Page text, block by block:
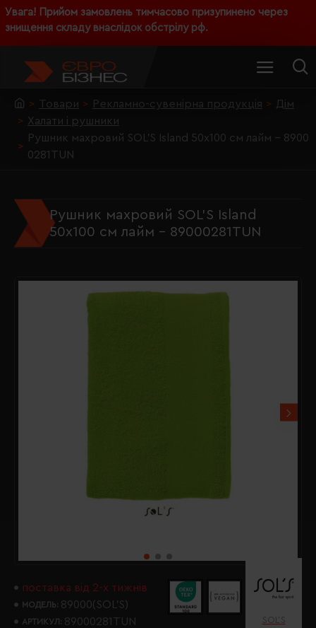
Увага! Прийом замовлень тимчасово призупинено через
знищення складу внаслідок обстрілу рф.
Товари Рекламно-сувенірна продукція
Дім
Халати і рушники
Рушник махровий SOL'S Island 50х100 см лайм - 8900
0281TUN
Рушник махровий SOL'S Island
50х100 см лайм - 89000281TUN
поставка від 2-х тижнів
МОДЕЛЬ: 89000(SOL’S)
АРТИКУЛ: 89000281TUN SOL’S